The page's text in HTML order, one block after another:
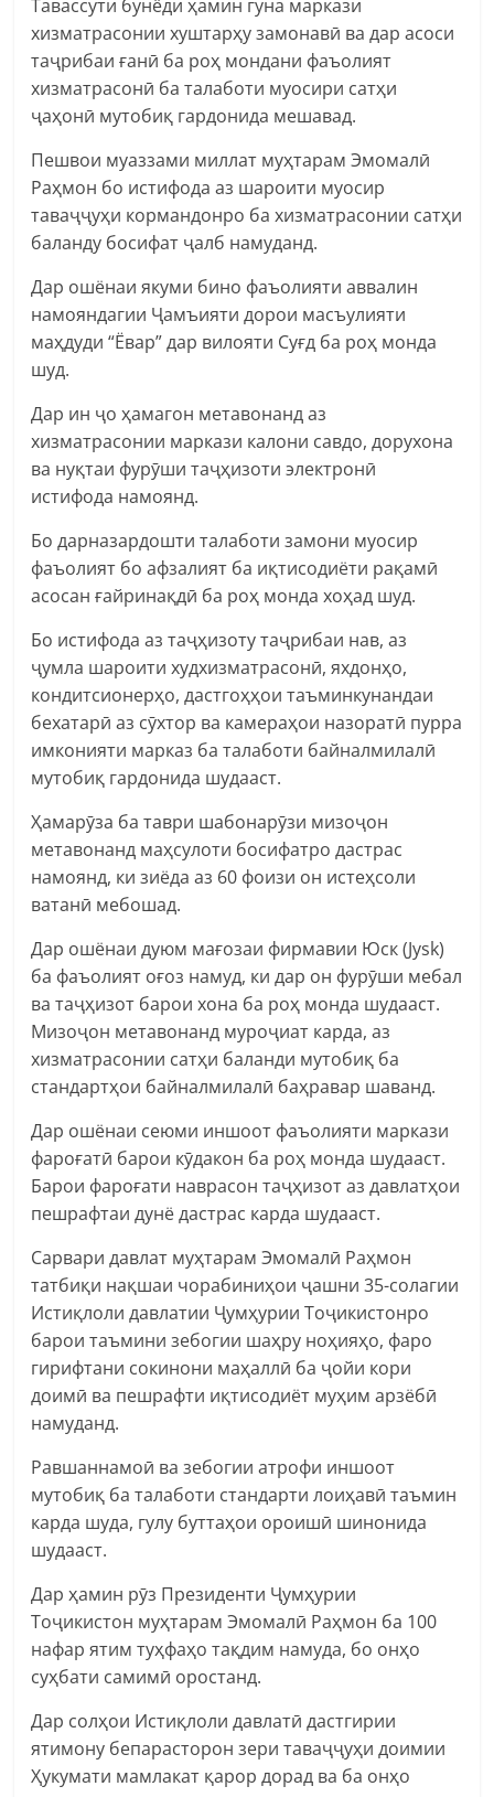
Тавассути бунёди ҳамин гуна маркази
хизматрасонии хуштарҳу замонавӣ ва дар асоси
таҷрибаи ғанӣ ба роҳ мондани фаъолият
хизматрасонӣ ба талаботи муосири сатҳи
ҷаҳонӣ мутобиқ гардонида мешавад.
Пешвои муаззами миллат муҳтарам Эмомалӣ
Раҳмон бо истифода аз шароити муосир
таваҷҷуҳи кормандонро ба хизматрасонии сатҳи
баланду босифат ҷалб намуданд.
Дар ошёнаи якуми бино фаъолияти аввалин
намояндагии Ҷамъияти дорои масъулияти
маҳдуди “Ёвар” дар вилояти Суғд ба роҳ монда
шуд.
Дар ин ҷо ҳамагон метавонанд аз
хизматрасонии маркази калони савдо, дорухона
ва нуқтаи фурӯши таҷҳизоти электронӣ
истифода намоянд.
Бо дарназардошти талаботи замони муосир
фаъолият бо афзалият ба иқтисодиёти рақамӣ
асосан ғайринақдӣ ба роҳ монда хоҳад шуд.
Бо истифода аз таҷҳизоту таҷрибаи нав, аз
ҷумла шароити худхизматрасонӣ, яхдонҳо,
кондитсионерҳо, дастгоҳҳои таъминкунандаи
бехатарӣ аз сӯхтор ва камераҳои назоратӣ пурра
имконияти марказ ба талаботи байналмилалӣ
мутобиқ гардонида шудааст.
Ҳамарӯза ба таври шабонарӯзи мизоҷон
метавонанд маҳсулоти босифатро дастрас
намоянд, ки зиёда аз 60 фоизи он истеҳсоли
ватанӣ мебошад.
Дар ошёнаи дуюм мағозаи фирмавии Юск (Jysk)
ба фаъолият оғоз намуд, ки дар он фурӯши мебал
ва таҷҳизот барои хона ба роҳ монда шудааст.
Мизоҷон метавонанд муроҷиат карда, аз
хизматрасонии сатҳи баланди мутобиқ ба
стандартҳои байналмилалӣ баҳравар шаванд.
Дар ошёнаи сеюми иншоот фаъолияти маркази
фароғатӣ барои кӯдакон ба роҳ монда шудааст.
Барои фароғати наврасон таҷҳизот аз давлатҳои
пешрафтаи дунё дастрас карда шудааст.
Сарвари давлат муҳтарам Эмомалӣ Раҳмон
татбиқи нақшаи чорабиниҳои ҷашни 35-солагии
Истиқлоли давлатии Ҷумҳурии Тоҷикистонро
барои таъмини зебогии шаҳру ноҳияҳо, фаро
гирифтани сокинони маҳаллӣ ба ҷойи кори
доимӣ ва пешрафти иқтисодиёт муҳим арзёбӣ
намуданд.
Равшаннамоӣ ва зебогии атрофи иншоот
мутобиқ ба талаботи стандарти лоиҳавӣ таъмин
карда шуда, гулу буттаҳои ороишӣ шинонида
шудааст.
Дар ҳамин рӯз Президенти Ҷумҳурии
Тоҷикистон муҳтарам Эмомалӣ Раҳмон ба 100
нафар ятим туҳфаҳо тақдим намуда, бо онҳо
суҳбати самимӣ оростанд.
Дар солҳои Истиқлоли давлатӣ дастгирии
ятимону бепарасторон зери таваҷҷуҳи доимии
Ҳукумати мамлакат қарор дорад ва ба онҳо